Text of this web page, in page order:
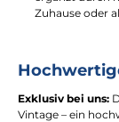
Zuhause oder
Exklusiv bei uns:
Vintage – ein